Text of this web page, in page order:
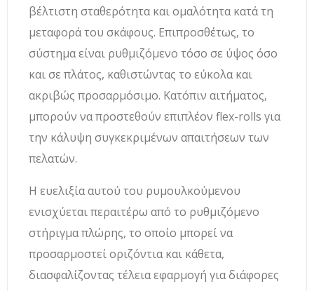
βέλτιστη σταθερότητα και ομαλότητα κατά τη
μεταφορά του σκάφους. Επιπροσθέτως, το
σύστημα είναι ρυθμιζόμενο τόσο σε ύψος όσο
και σε πλάτος, καθιστώντας το εύκολα και
ακριβώς προσαρμόσιμο. Κατόπιν αιτήματος,
μπορούν να προστεθούν επιπλέον flex-rolls για
την κάλυψη συγκεκριμένων απαιτήσεων των
πελατών.
Η ευελιξία αυτού του ρυμουλκούμενου
ενισχύεται περαιτέρω από το ρυθμιζόμενο
στήριγμα πλώρης, το οποίο μπορεί να
προσαρμοστεί οριζόντια και κάθετα,
διασφαλίζοντας τέλεια εφαρμογή για διάφορες